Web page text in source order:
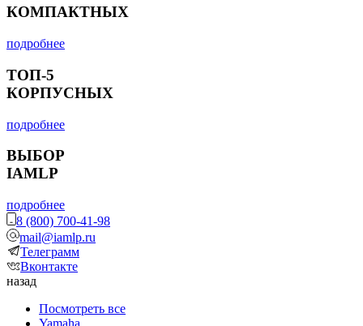
КОМПАКТНЫХ
подробнее
ТОП-5
КОРПУСНЫХ
подробнее
ВЫБОР
IAMLP
подробнее
8 (800) 700-41-98
mail@iamlp.ru
Телеграмм
Вконтакте
назад
Посмотреть все
Yamaha